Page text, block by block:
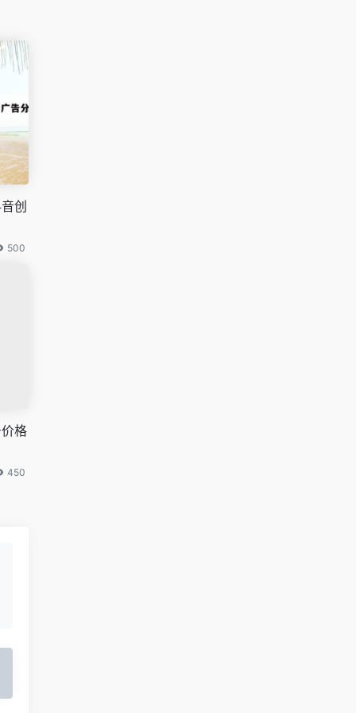
创
500
格
450